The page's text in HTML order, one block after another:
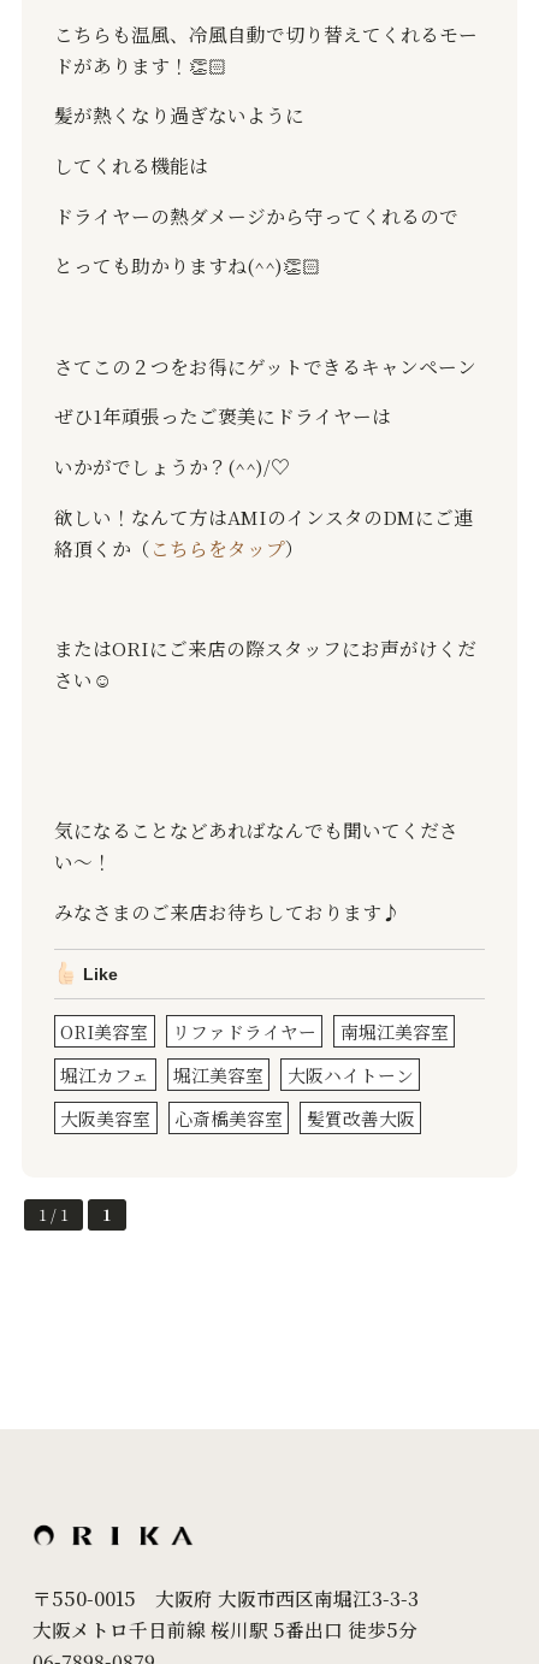
こちらも温風、冷風自動で切り替えてくれるモー
ドがあります！ 👏🏻
髪が熱くなり過ぎないように
してくれる機能は
ドライヤーの熱ダメージから守ってくれるので
とっても助かりますね(^^)👏🏻
さてこの２つをお得にゲットできるキャンペーン
ぜひ1年頑張ったご褒美にドライヤーは
いかがでしょうか？ (^^)/♡
欲しい！なんて方はAMIのインスタのDMにご連
絡頂くか（こちらをタップ）
またはORIにご来店の際スタッフにお声がけくだ
さい☺️
気になることなどあればなんでも聞いてくださ
い〜！
みなさまのご来店お待ちしております♪
Like
ORI美容室 リファドライヤー
南堀江美容室
堀江カフェ
堀江美容室
大阪ハイトーン
大阪美容室
心斎橋美容室 髪質改善大阪
1 / 1 1
〒550-0015 大阪府 大阪市西区南堀江3-3-3
大阪メトロ千日前線 桜川駅 5番出口 徒歩5分